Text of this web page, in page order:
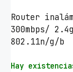
Router
300mbps/
802.11n/g/b
Hay